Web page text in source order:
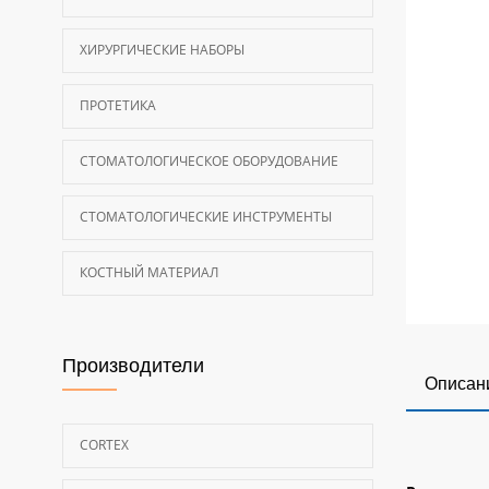
ХИРУРГИЧЕСКИЕ НАБОРЫ
ПРОТЕТИКА
СТОМАТОЛОГИЧЕСКОЕ ОБОРУДОВАНИЕ
СТОМАТОЛОГИЧЕСКИЕ ИНСТРУМЕНТЫ
КОСТНЫЙ МАТЕРИАЛ
Производители
CORTEX